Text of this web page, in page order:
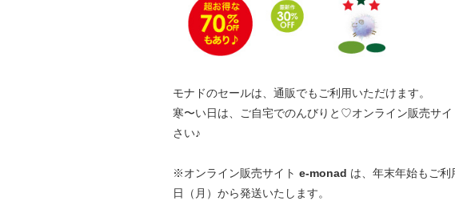
モナドのセールは、通販でもご利用いただけます。
寒〜い日は、ご自宅でのんびりと♡オンライン販売サイ
さい♪
※オンライン販売サイト e-monad は、年末年始もご
日（月）から発送いたします。